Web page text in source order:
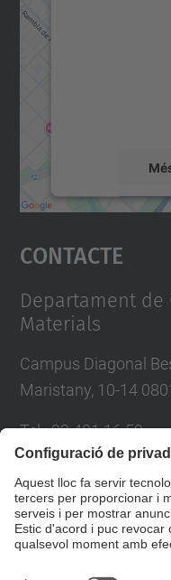
powered by
Contacte
Departament de
Materials
Campus Diagonal
Maristany, 10-14
Tel.:93 401 16 59
Directori UPC
Formulari de